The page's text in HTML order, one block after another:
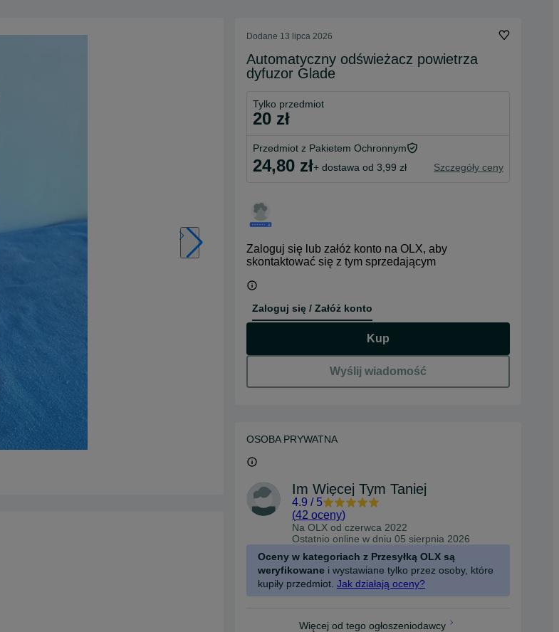
Dodane 13 lipca 2026
Automatyczny odświeżacz powietrza
dyfuzor Glade
Tylko przedmiot
20 zł
Przedmiot z Pakietem Ochronnym
24,80 zł+ dostawa od 3,99 zł Szczegóły ceny
Zaloguj się lub załóż konto na OLX, aby
skontaktować się z tym sprzedającym
Zaloguj się / Załóż konto
Kup
Wyślij wiadomość
OSOBA PRYWATNA
Im Więcej Tym Taniej
4.9 / 5
(42 oceny)
Na OLX od czerwca 2022
Ostatnio online w dniu 05 sierpnia 2026
Oceny w kategoriach z Przesyłką OLX są
weryfikowane i wystawiane tylko przez osoby, które
kupiły przedmiot. Jak działają oceny?
Więcej od tego ogłoszeniodawcy